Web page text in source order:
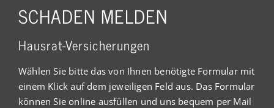
SCHADEN MELDEN
Hausrat-Versicherungen
Wählen Sie bitte das von Ihnen benötigte Formular mit
einem Klick auf dem jeweiligen Feld aus. Das Formular
können Sie online ausfüllen und uns bequem per Mail